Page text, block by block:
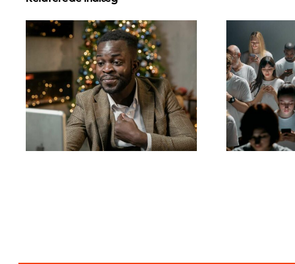
Sådan skjuler du
følgere på LinkedIn
for at bevare
privatlivet
Tips
flotte